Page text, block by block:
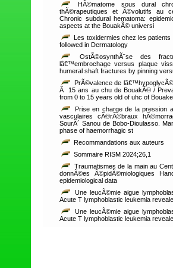
HÃ©matome sous dural
thÃ©rapeutiques et Ã©volutifs au
Chronic subdural hematoma:
aspects at the BouakÃ© universi
Les toxidermies chez les
followed in Dermatology
OstÃ©osynthÃ¨se des
lâ€™embrochage versus plaque
humeral shaft fractures by pinning
PrÃ©valence de
Ã 15 ans au chu de BouakÃ© /
from 0 to 15 years old of uhc of Bouake
Prise en charge de la pression
vasculaires cÃ©rÃ©braux
SourÃ´ Sanou de Bobo-Dioulasso.
phase of haemorrhagic st
Recommandations aux auteurs
Sommaire RISM 2024;26,1
Traumatismes de la main au
donnÃ©es Ã©pidÃ©miologiques
epidemiological data
Une leucÃ©mie aigue
Acute T lymphoblastic leukemia
Une leucÃ©mie aigue
Acute T lymphoblastic leukemia